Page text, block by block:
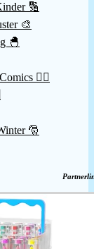
🔢
🎨
🐣
🦸‍♂️
🎅